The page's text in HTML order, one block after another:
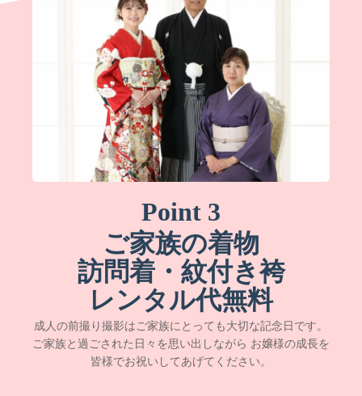
Point 3
ご家族の着物
訪問着・紋付き袴
レンタル代無料
成人の前撮り撮影はご家族にとっても大切な記念日です。
ご家族と過ごされた日々を思い出しながら お嬢様の成長を
皆様でお祝いしてあげてください。